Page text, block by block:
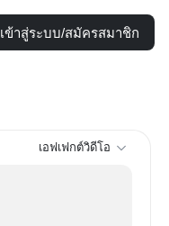
เข้าสู่ระบบ/สมัครสมาชิก
เอฟเฟกต์วิดีโอ